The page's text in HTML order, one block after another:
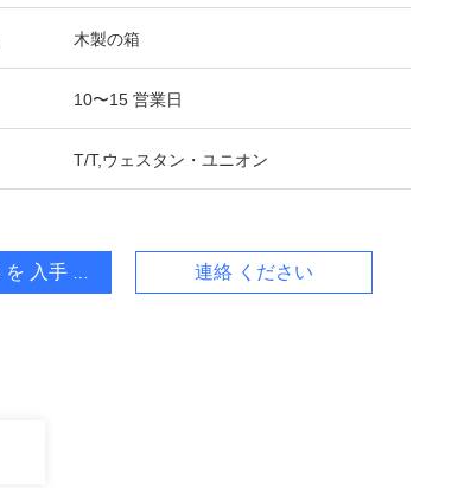
木製の箱
10〜15 営業日
T/T,ウェスタン・ユニオン
入手 する 連絡 ください